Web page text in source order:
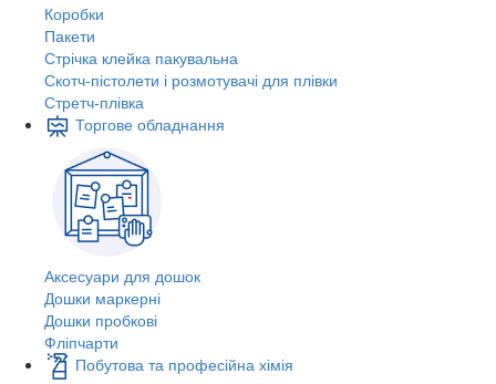
Коробки
Пакети
Стрічка клейка пакувальна
Скотч-пістолети і розмотувачі для плівки
Стретч-плівка
Торгове обладнання
Аксесуари для дошок
Дошки маркерні
Дошки пробкові
Фліпчарти
Побутова та професійна хімія